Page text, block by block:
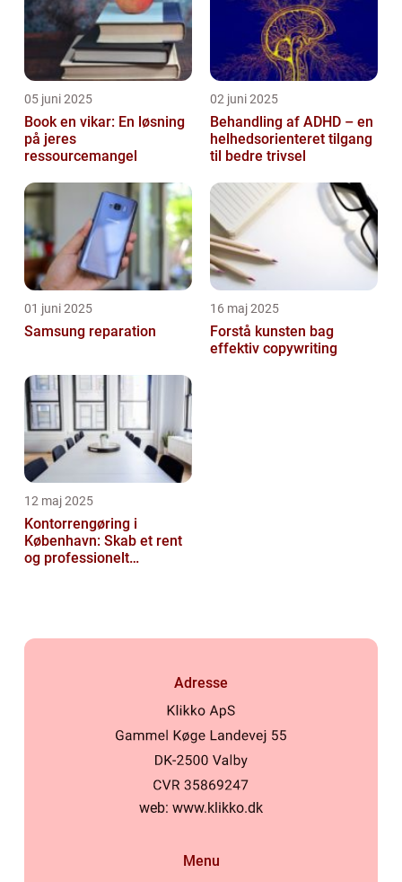
05 juni 2025
Book en vikar: En løsning
på jeres
ressourcemangel
02 juni 2025
Behandling af ADHD – en
helhedsorienteret tilgang
til bedre trivsel
01 juni 2025
Samsung reparation
16 maj 2025
Forstå kunsten bag
effektiv copywriting
12 maj 2025
Kontorrengøring i
København: Skab et rent
og professionelt
Adresse
web: www.klikko.dk
Menu